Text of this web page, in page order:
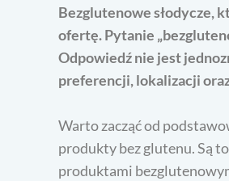
Bezglutenowe słodycze,
ofertę. Pytanie
Odpowiedź nie jest
preferencji, lokalizacji
Warto zacząć od
produkty bez glutenu. Są
produktami